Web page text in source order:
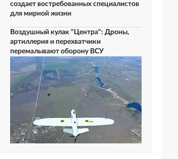
создает востребованных специалистов
для мирной жизни
Воздушный кулак "Центра": Дроны,
артиллерия и перехватчики
перемалывают оборону ВСУ